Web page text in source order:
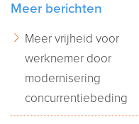
Meer berichten
Meer vrijheid voor
werknemer door
modernisering
concurrentiebeding